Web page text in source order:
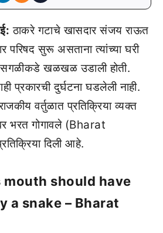
ठाकरे गटाचे खासदार संजय राऊत
परिषद सुरू असताना त्यांच्या घरी
सगळीकडे खळखळ उडाली होती.
प्रकारची दुर्घटना घडलेली नाही.
वर्तुळात प्रतिक्रिया व्यक्त
भरत गोगावले (Bharat
दिली आहे.
mouth should have
a snake – Bharat